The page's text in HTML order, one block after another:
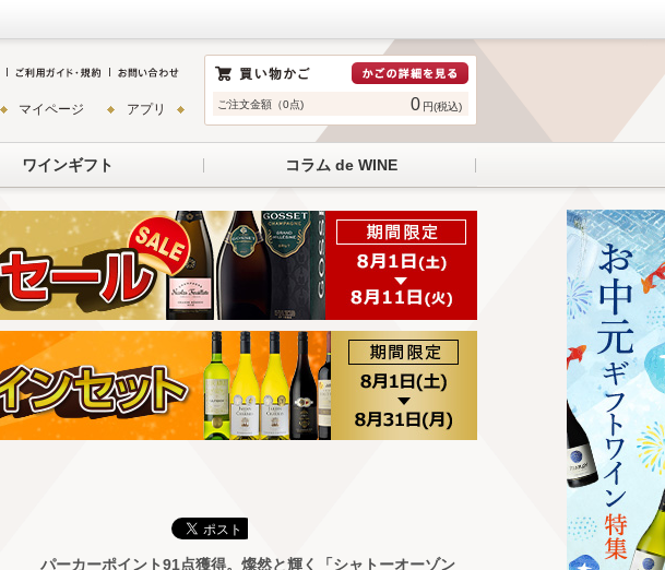
ご注文金額（0点) 0 円(税込)
マイページ アプリ
ワインギフト コラム de WINE
パーカーポイント91点獲得。燦然と輝く「シャトーオーゾン